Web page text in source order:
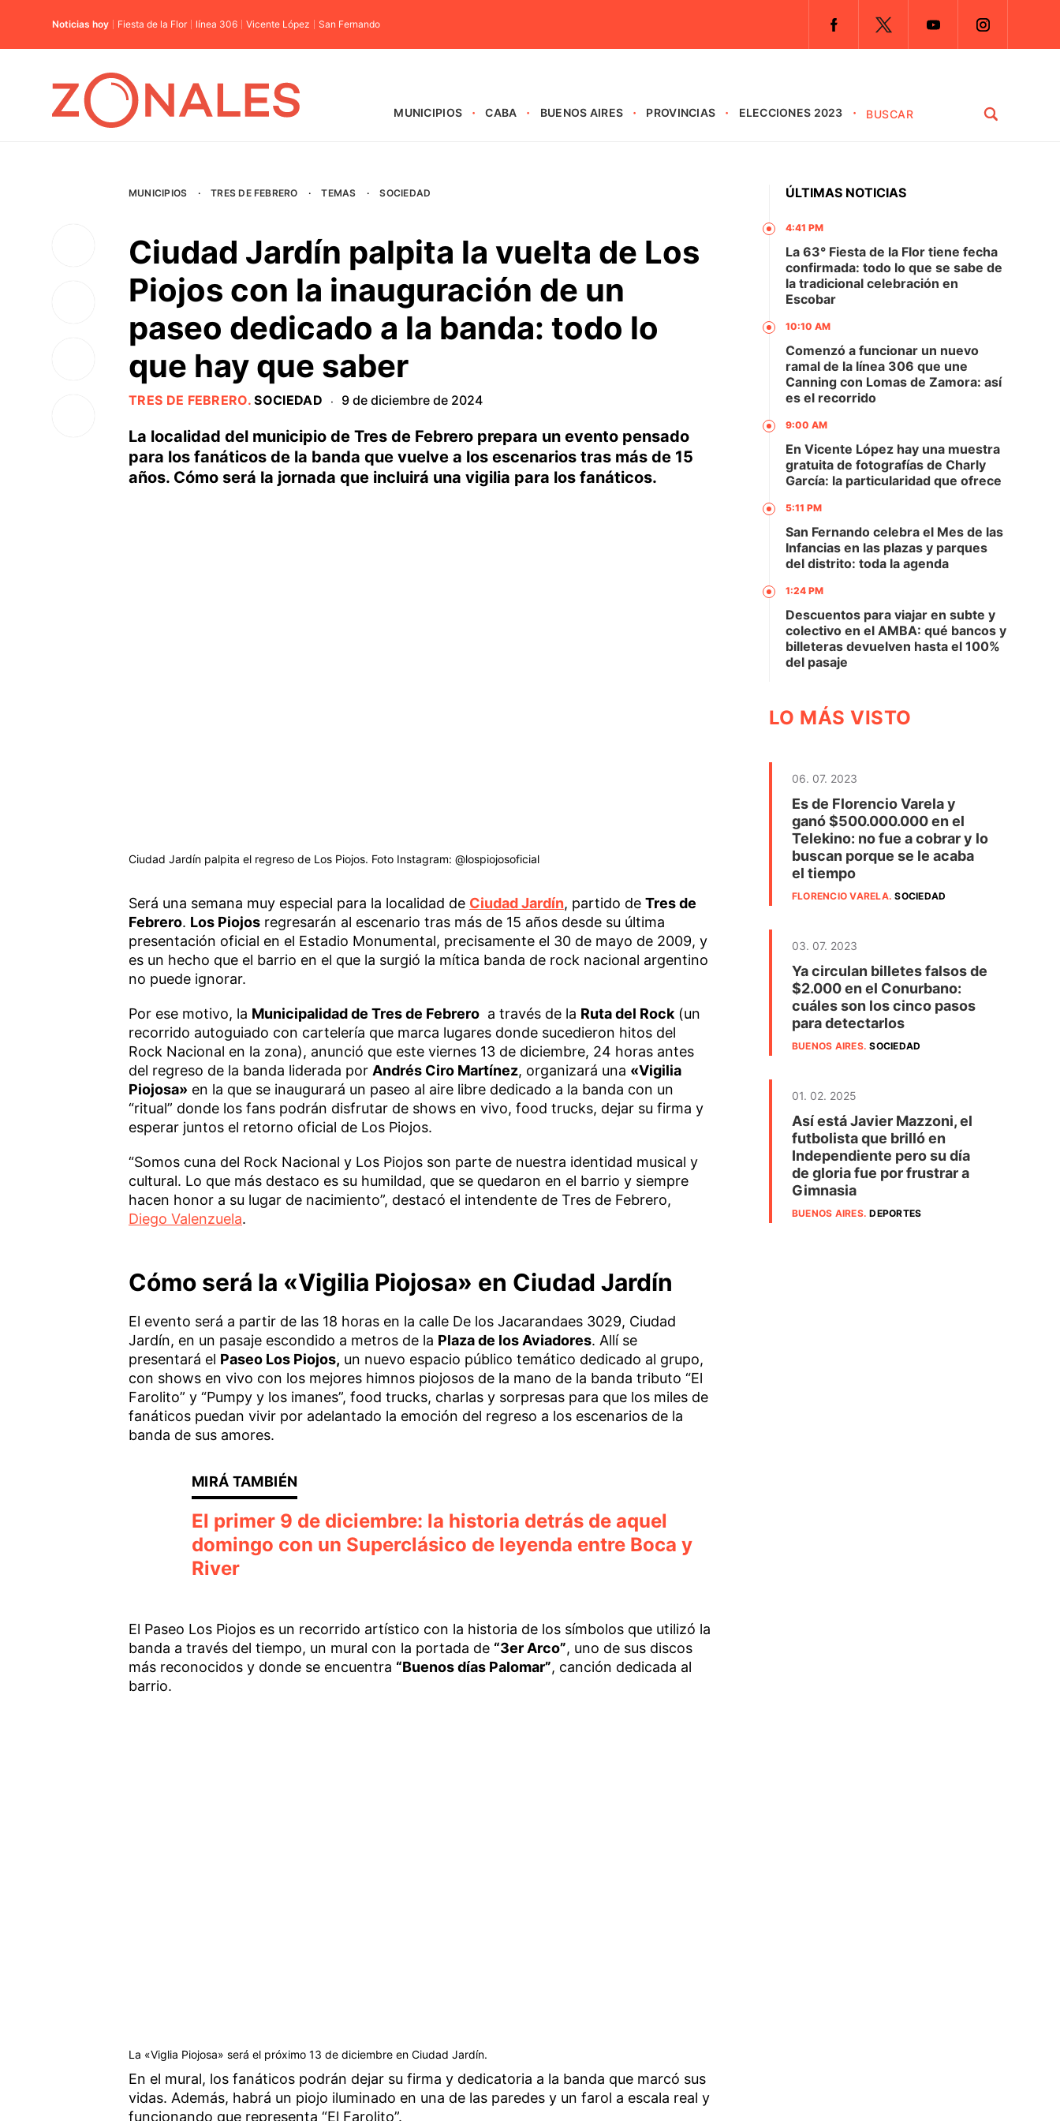
Noticias hoy Fiesta de la Flor línea 306 Vicente López San Fernando
MUNICIPIOS CABA BUENOS AIRES PROVINCIAS ELECCIONES 2023
MUNICIPIOS · TRES DE FEBRERO · TEMAS · SOCIEDAD
Ciudad Jardín palpita la vuelta de Los
Piojos con la inauguración de un
paseo dedicado a la banda: todo lo
que hay que saber
TRES DE FEBRERO.SOCIEDAD · 9 de diciembre de 2024
La localidad del municipio de Tres de Febrero prepara un evento pensado
para los fanáticos de la banda que vuelve a los escenarios tras más de 15
años. Cómo será la jornada que incluirá una vigilia para los fanáticos.
Ciudad Jardín palpita el regreso de Los Piojos. Foto Instagram: @lospiojosoficial
Será una semana muy especial para la localidad de Ciudad Jardín, partido de Tres de
Febrero. Los Piojosregresarán al escenario tras más de 15 años desde su última
presentación oficial en el Estadio Monumental, precisamente el 30 de mayo de 2009, y
es un hecho que el barrio en el que la surgió la mítica banda de rock nacional argentino
no puede ignorar.
Por ese motivo, la Municipalidad de Tres de Febreroa través de la Ruta del Rock(un
recorrido autoguiado con cartelería que marca lugares donde sucedieron hitos del
Rock Nacional en la zona), anunció que este viernes 13 de diciembre, 24 horas antes
del regreso de la banda liderada por Andrés Ciro Martínez, organizará una «Vigilia
Piojosa»en la que se inaugurará un paseo al aire libre dedicado a la banda con un
“ritual” donde los fans podrán disfrutar de shows en vivo, food trucks, dejar su firma y
esperar juntos el retorno oficial de Los Piojos.
“Somos cuna del Rock Nacional y Los Piojos son parte de nuestra identidad musical y
cultural. Lo que más destaco es su humildad, que se quedaron en el barrio y siempre
hacen honor a su lugar de nacimiento”, destacó el intendente de Tres de Febrero,
Diego Valenzuela.
Cómo será la «Vigilia Piojosa» en Ciudad Jardín
El evento será a partir de las 18 horas en la calle De los Jacarandaes 3029, Ciudad
Jardín, en un pasaje escondido a metros de la Plaza de los Aviadores. Allí se
presentará el Paseo Los Piojos, un nuevo espacio público temático dedicado al grupo,
con shows en vivo con los mejores himnos piojosos de la mano de la banda tributo “El
Farolito” y “Pumpy y los imanes”, food trucks, charlas y sorpresas para que los miles de
fanáticos puedan vivir por adelantado la emoción del regreso a los escenarios de la
banda de sus amores.
El primer 9 de diciembre: la historia detrás de aquel
domingo con un Superclásico de leyenda entre Boca y
River
El Paseo Los Piojos es un recorrido artístico con la historia de los símbolos que utilizó la
banda a través del tiempo, un mural con la portada de “3er Arco”, uno de sus discos
más reconocidos y donde se encuentra “Buenos días Palomar”, canción dedicada al
barrio.
La «Viglia Piojosa» será el próximo 13 de diciembre en Ciudad Jardín.
En el mural, los fanáticos podrán dejar su firma y dedicatoria a la banda que marcó sus
vidas. Además, habrá un piojo iluminado en una de las paredes y un farol a escala real y
funcionando que representa “El Farolito”.
ÚLTIMAS NOTICIAS
4:41 PM
La 63° Fiesta de la Flor tiene fecha
confirmada: todo lo que se sabe de
la tradicional celebración en
Escobar
10:10 AM
Comenzó a funcionar un nuevo
ramal de la línea 306 que une
Canning con Lomas de Zamora: así
es el recorrido
9:00 AM
En Vicente López hay una muestra
gratuita de fotografías de Charly
García: la particularidad que ofrece
5:11 PM
San Fernando celebra el Mes de las
Infancias en las plazas y parques
del distrito: toda la agenda
1:24 PM
Descuentos para viajar en subte y
colectivo en el AMBA: qué bancos y
billeteras devuelven hasta el 100%
del pasaje
LO MÁS VISTO
06. 07. 2023
Es de Florencio Varela y
ganó $500.000.000 en el
Telekino: no fue a cobrar y lo
buscan porque se le acaba
el tiempo
FLORENCIO VARELA.SOCIEDAD
03. 07. 2023
Ya circulan billetes falsos de
$2.000 en el Conurbano:
cuáles son los cinco pasos
para detectarlos
BUENOS AIRES.SOCIEDAD
01. 02. 2025
Así está Javier Mazzoni, el
futbolista que brilló en
Independiente pero su día
de gloria fue por frustrar a
Gimnasia
BUENOS AIRES.DEPORTES